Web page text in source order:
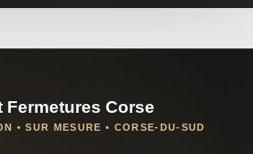
Fermetures Corse
• SUR MESURE • CORSE-DU-SUD